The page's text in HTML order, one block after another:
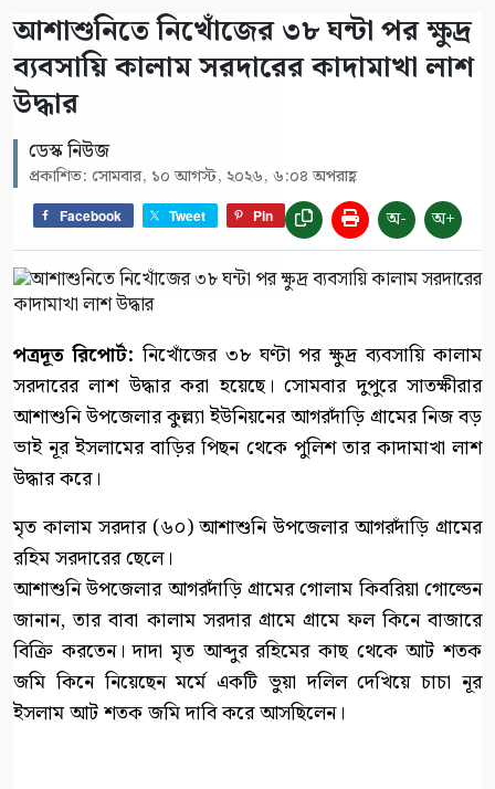
আশাশুনিতে নিখোঁজের ৩৮ ঘন্টা পর ক্ষুদ্র
ব্যবসায়ি কালাম সরদারের কাদামাখা লাশ
উদ্ধার
ডেস্ক নিউজ
প্রকাশিত: সোমবার, ১০ আগস্ট, ২০২৬, ৬:০৪ অপরাহ্ণ
Facebook Tweet Pin অ- অ+
পত্রদূত রিপোর্ট: নিখোঁজের ৩৮ ঘণ্টা পর ক্ষুদ্র ব্যবসায়ি কালাম
সরদারের লাশ উদ্ধার করা হয়েছে। সোমবার দুপুরে সাতক্ষীরার
আশাশুনি উপজেলার কুল্ল্যা ইউনিয়নের আগরদাঁড়ি গ্রামের নিজ বড়
ভাই নূর ইসলামের বাড়ির পিছন থেকে পুলিশ তার কাদামাখা লাশ
উদ্ধার করে।
মৃত কালাম সরদার (৬০) আশাশুনি উপজেলার আগরদাঁড়ি গ্রামের
রহিম সরদারের ছেলে।
আশাশুনি উপজেলার আগরদাঁড়ি গ্রামের গোলাম কিবরিয়া গোল্ডেন
জানান, তার বাবা কালাম সরদার গ্রামে গ্রামে ফল কিনে বাজারে
বিক্রি করতেন। দাদা মৃত আব্দুর রহিমের কাছ থেকে আট শতক
জমি কিনে নিয়েছেন মর্মে একটি ভুয়া দলিল দেখিয়ে চাচা নূর
ইসলাম আট শতক জমি দাবি করে আসছিলেন।